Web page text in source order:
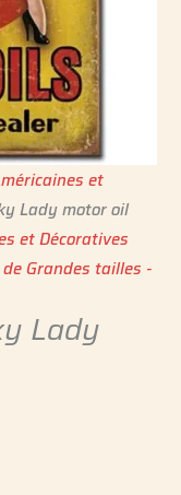
et
Lady motor oil
et Décoratives
Grandes tailles -
Lady